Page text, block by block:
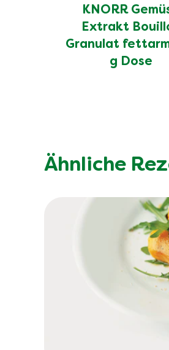
KNORR
Extrakt
Granulat
g Dose
Ähnliche